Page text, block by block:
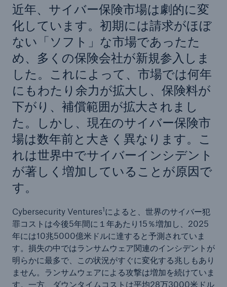
近年、サイバー保険市場は劇的に変
化しています。初期には請求がほぼ
ない「ソフト」な市場であったた
め、多くの保険会社が新規参入しま
した。これによって、市場では何年
にもわたり余力が拡大し、保険料が
下がり、補償範囲が拡大されまし
た。しかし、現在のサイバー保険市
場は数年前と大きく異なります。こ
れは世界中でサイバーインシデント
が著しく増加していることが原因で
す。
Cybersecurity Ventures1によると、世界のサイバー犯
罪コストは今後5年間に１年あたり15％増加し、2025
年には10兆5000億米ドルに達すると予測されていま
す。損失の中ではランサムウェア関連のインシデントが
明らかに最多で、この状況がすぐに変化する兆しもあり
ません。ランサムウェアによる攻撃は増加を続けていま
す。一方、ダウンタイムコストは平均28万3000米ドル